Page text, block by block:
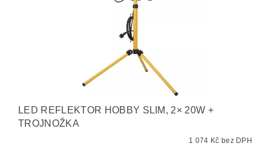
LED REFLEKTOR HOBBY SLIM, 2× 20W +
TROJNOŽKA
1 074 Kč bez DPH